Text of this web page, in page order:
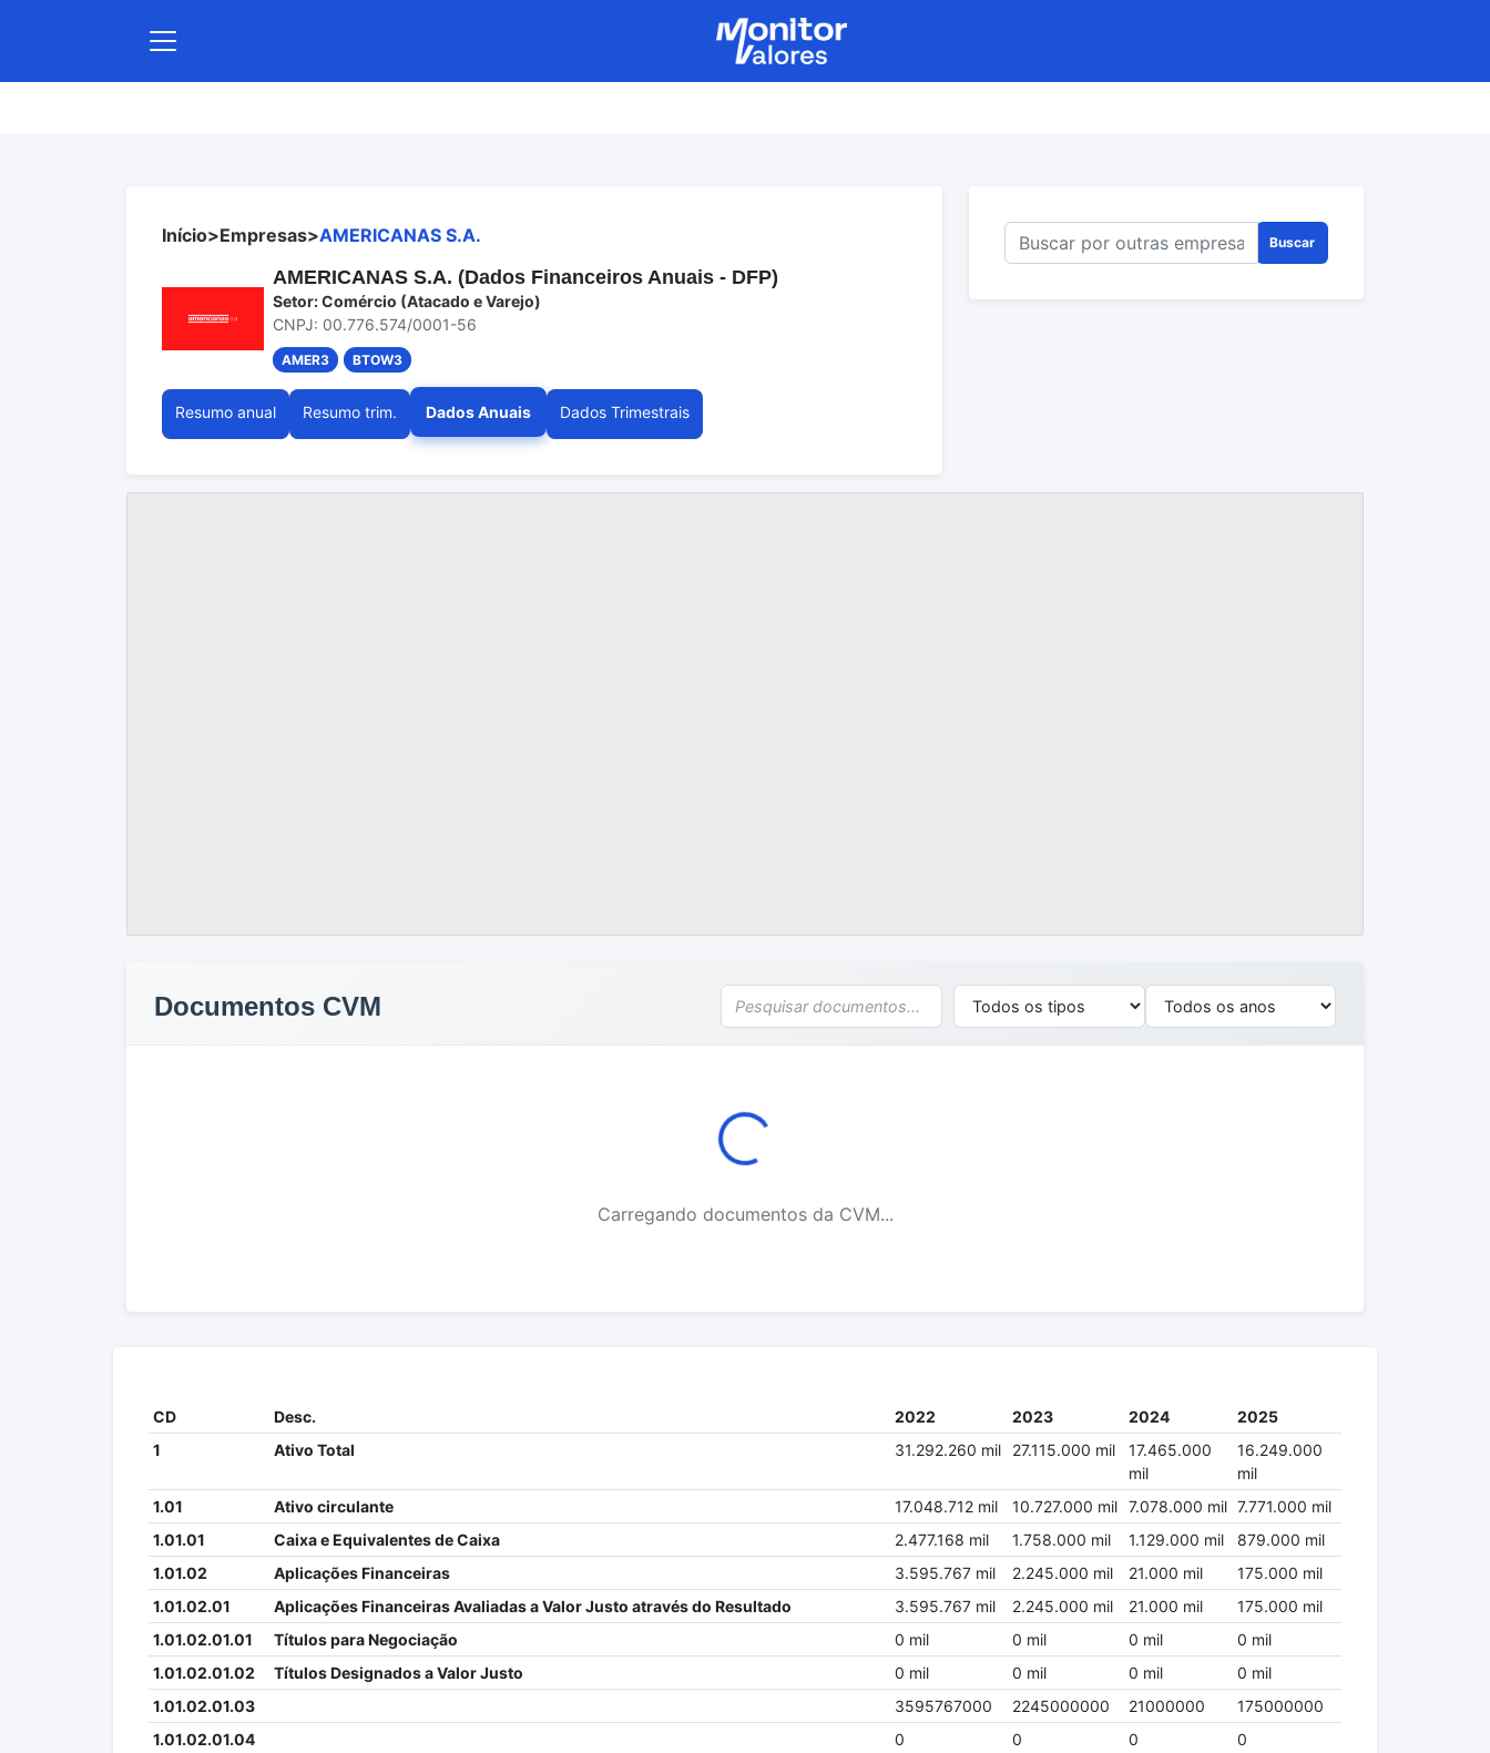
Início>Empresas>AMERICANAS S.A.
AMERICANAS S.A. (Dados Financeiros Anuais - DFP)
Setor: Comércio (Atacado e Varejo)
CNPJ: 00.776.574/0001-56
AMER3 BTOW3
Resumo anual Resumo trim. Dados Anuais Dados Trimestrais
Buscar
Documentos CVM
Carregando documentos da CVM...
CD Desc. 2022 2023 2024
2025
1
Ativo Total 31.292.260 mil 27.115.000 mil
17.465.000
mil
16.249.000
mil
1.01
Ativo circulante 17.048.712 mil 10.727.000 mil 7.078.000 mil 7.771.000 mil
1.01.01
Caixa e Equivalentes de Caixa 2.477.168 mil 1.758.000 mil 1.129.000 mil
879.000 mil
1.01.02
Aplicações Financeiras 3.595.767 mil 2.245.000 mil 21.000 mil
175.000 mil
1.01.02.01
Aplicações Financeiras Avaliadas a Valor Justo através do Resultado 3.595.767 mil 2.245.000 mil 21.000 mil
175.000 mil
1.01.02.01.01
Títulos para Negociação 0 mil 0 mil 0 mil
0 mil
1.01.02.01.02
Títulos Designados a Valor Justo 0 mil 0 mil 0 mil
0 mil
1.01.02.01.03
3595767000 2245000000 21000000
175000000
1.01.02.01.04
0 0 0
0